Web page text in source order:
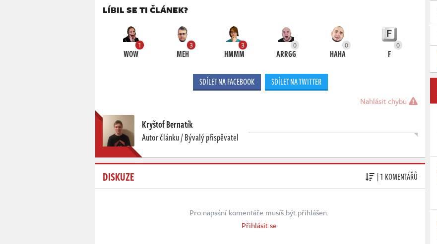
LÍBIL SE TI ČLÁNEK?
1
WOW
3
MEH
3
HMMM
0
ARRGG
0
HAHA
0
F
SDÍLET NA FACEBOOK SDÍLET NA TWITTER
Nahlásit chybu
Kryštof Bernatík
Autor článku / Bývalý přispěvatel
DISKUZE | 1 KOMENTÁŘŮ
Pro napsání komentáře musíš být přihlášen.
Přihlásit se